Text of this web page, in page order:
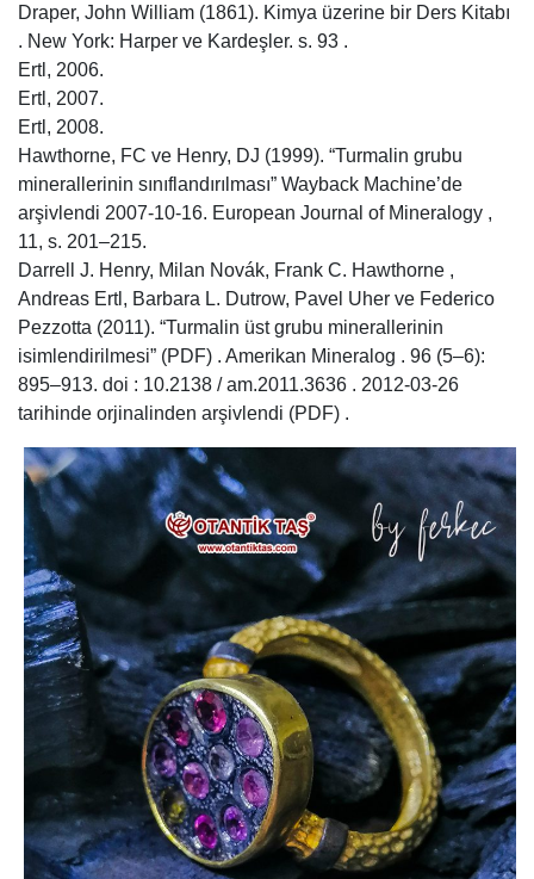
Draper, John William (1861). Kimya üzerine bir Ders Kitabı
. New York: Harper ve Kardeşler. s. 93 .
Ertl, 2006.
Ertl, 2007.
Ertl, 2008.
Hawthorne, FC ve Henry, DJ (1999). “Turmalin grubu
minerallerinin sınıflandırılması” Wayback Machine’de
arşivlendi 2007-10-16. European Journal of Mineralogy ,
11, s. 201–215.
Darrell J. Henry, Milan Novák, Frank C. Hawthorne ,
Andreas Ertl, Barbara L. Dutrow, Pavel Uher ve Federico
Pezzotta (2011). “Turmalin üst grubu minerallerinin
isimlendirilmesi” (PDF) . Amerikan Mineralog . 96 (5–6):
895–913. doi : 10.2138 / am.2011.3636 . 2012-03-26
tarihinde orjinalinden arşivlendi (PDF) .